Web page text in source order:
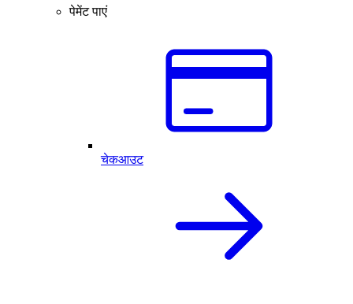
पेमेंट पाएं
चेकआउट